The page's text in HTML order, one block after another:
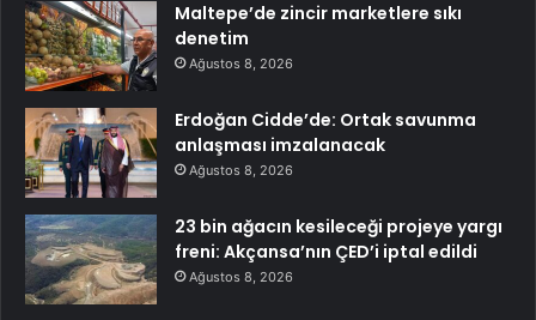
Maltepe’de zincir marketlere sıkı
denetim
Ağustos 8, 2026
Erdoğan Cidde’de: Ortak savunma
anlaşması imzalanacak
Ağustos 8, 2026
23 bin ağacın kesileceği projeye yargı
freni: Akçansa’nın ÇED’i iptal edildi
Ağustos 8, 2026